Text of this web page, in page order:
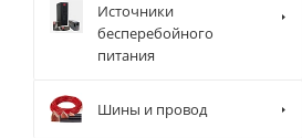
Источники
бесперебойного
питания
Шины и провод